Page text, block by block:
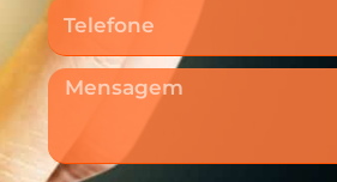
Telefone
Mensagem